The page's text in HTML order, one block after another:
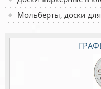
Мольберты, доски